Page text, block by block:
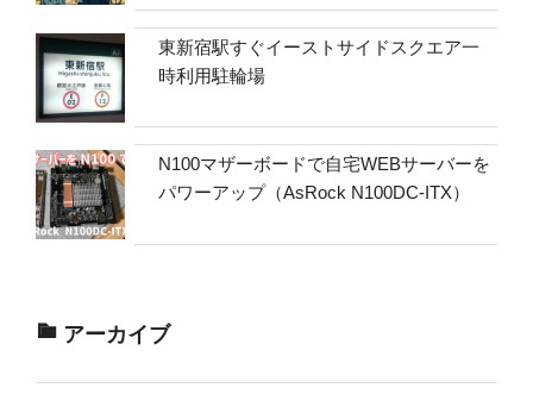
東新宿駅すぐイーストサイドスクエア一
時利用駐輪場
N100マザーボードで自宅WEBサーバーを
パワーアップ（AsRock N100DC-ITX）
アーカイブ